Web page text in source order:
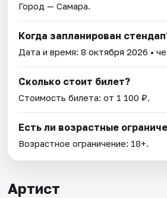
Город — Самара.
Когда запланирован
Дата и время:8 октября 2026 •
Сколько стоит билет?
Стоимость билета: от 1 100 ₽.
Есть ли возрастные
Возрастное ограничение: 18+.
Артист